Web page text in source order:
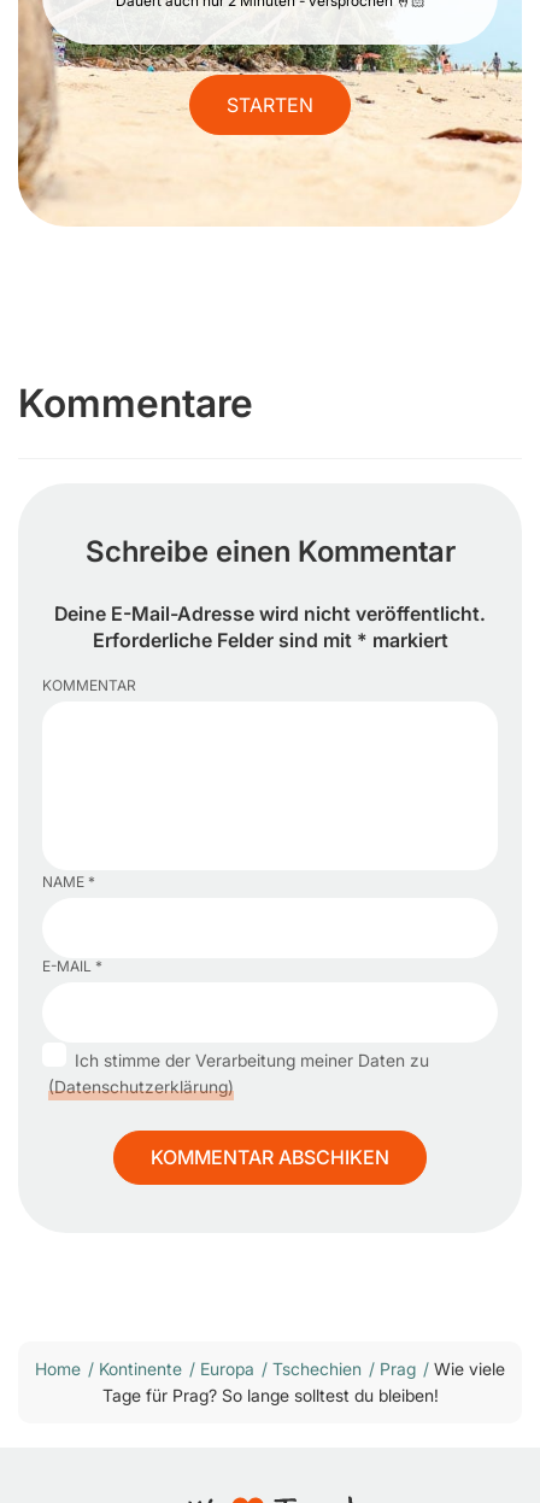
STARTEN
Kommentare
Schreibe einen Kommentar
Deine E-Mail-Adresse wird nicht veröffentlicht.
Erforderliche Felder sind mit * markiert
KOMMENTAR
NAME *
E-MAIL *
Ich stimme der Verarbeitung meiner Daten zu
(Datenschutzerklärung)
Home / Kontinente / Europa / Tschechien / Prag / Wie viele
Tage für Prag? So lange solltest du bleiben!